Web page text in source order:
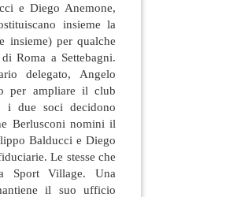
e Diego Anemone,
insieme la
insieme) per qualche
Roma a Settebagni.
delegato, Angelo
per ampliare il club
i due soci decidono
Berlusconi nomini il
Balducci e Diego
Le stesse che
Sport Village. Una
il suo ufficio